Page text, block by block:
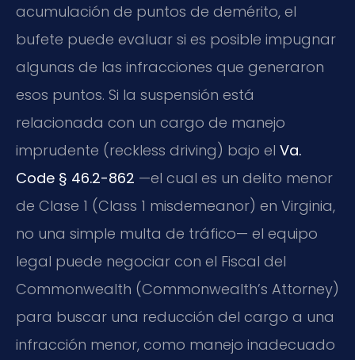
acumulación de puntos de demérito, el
bufete puede evaluar si es posible impugnar
algunas de las infracciones que generaron
esos puntos. Si la suspensión está
relacionada con un cargo de manejo
imprudente (reckless driving) bajo el Va.
Code § 46.2-862 —el cual es un delito menor
de Clase 1 (Class 1 misdemeanor) en Virginia,
no una simple multa de tráfico— el equipo
legal puede negociar con el Fiscal del
Commonwealth (Commonwealth’s Attorney)
para buscar una reducción del cargo a una
infracción menor, como manejo inadecuado